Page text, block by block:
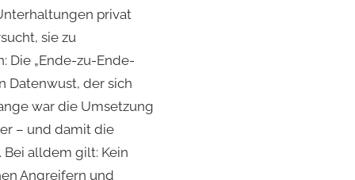
privat
sie zu
Die „Ende-zu-Ende-
Datenwust, der sich
war die Umsetzung
– und damit die
Bei alldem gilt: Kein
Angreifern und